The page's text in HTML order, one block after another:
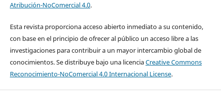
Atribución-NoComercial 4.0.
Esta revista proporciona acceso abierto inmediato a su contenido,
con base en el principio de ofrecer al público un acceso libre a las
investigaciones para contribuir a un mayor intercambio global de
conocimientos. Se distribuye bajo una licenciaCreative Commons
Reconocimiento-NoComercial 4.0 Internacional License.